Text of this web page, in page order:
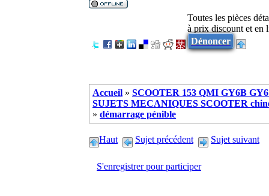
Toutes les pièces
à prix discount et
Dénoncer
Accueil » SCOOTER 153 QMI GY6B
SUJETS MECANIQUES SCOOTER
» démarrage pénible
Haut Sujet précédent Sujet suivant
S'enregistrer pour participer